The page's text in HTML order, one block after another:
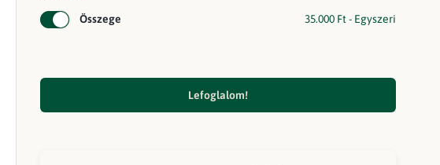
Összege 35.000 Ft- Egyszeri
Lefoglalom!